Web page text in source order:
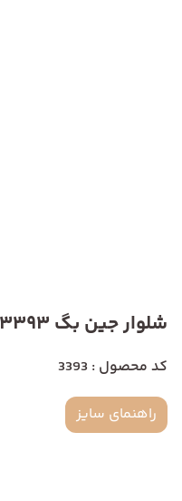
شلوار جین بگ 3393
کد محصول : 3393
راهنمای سایز